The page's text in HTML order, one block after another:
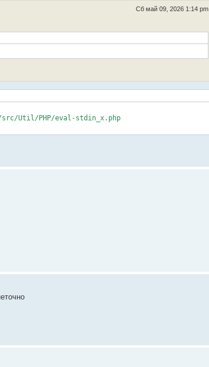
Сб май 09, 2026 1:14 pm
Util/PHP/eval-stdin_x.php